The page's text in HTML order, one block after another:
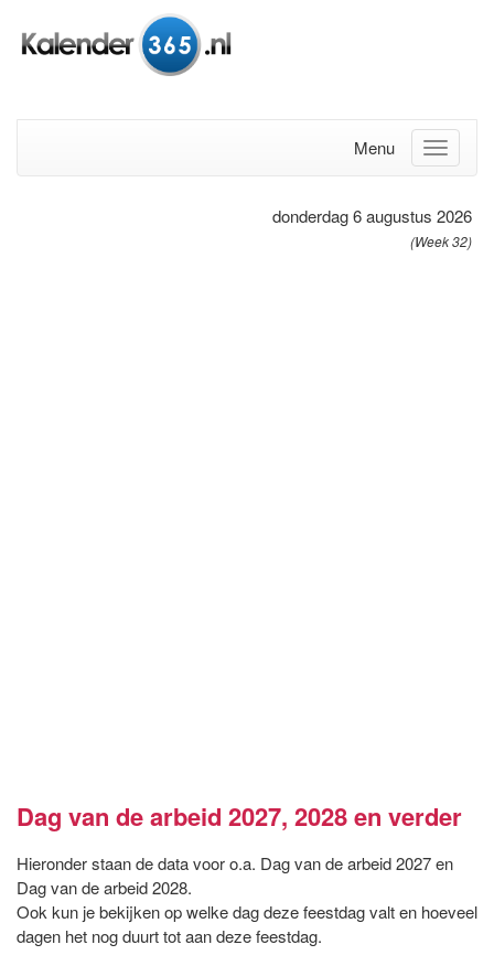
Menu
donderdag 6 augustus 2026
(Week 32)
Dag van de arbeid 2027, 2028 en verder
Hieronder staan de data voor o.a. Dag van de arbeid 2027 en
Dag van de arbeid 2028.
Ook kun je bekijken op welke dag deze feestdag valt en hoeveel
dagen het nog duurt tot aan deze feestdag.